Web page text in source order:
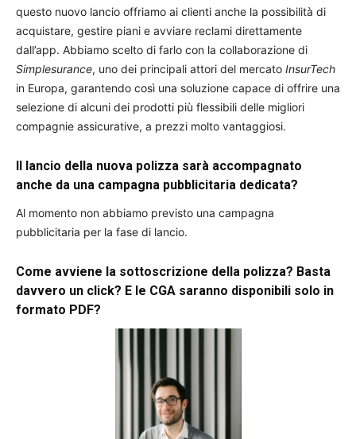
questo nuovo lancio offriamo ai clienti anche la possibilità di
acquistare, gestire piani e avviare reclami direttamente
dall’app. Abbiamo scelto di farlo con la collaborazione di
Simplesurance, uno dei principali attori del mercato InsurTech
in Europa, garantendo così una soluzione capace di offrire una
selezione di alcuni dei prodotti più flessibili delle migliori
compagnie assicurative, a prezzi molto vantaggiosi.
Il lancio della nuova polizza sarà accompagnato
anche da una campagna pubblicitaria dedicata?
Al momento non abbiamo previsto una campagna
pubblicitaria per la fase di lancio.
Come avviene la sottoscrizione della polizza? Basta
davvero un click? E le CGA saranno disponibili solo in
formato PDF?